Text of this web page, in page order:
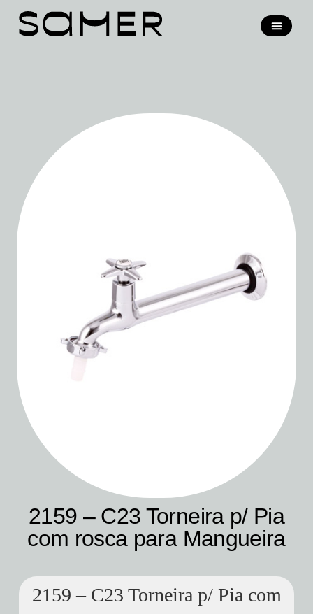
2159 – C23 Torneira p/ Pia
com rosca para Mangueira
2159 – C23 Torneira p/ Pia com